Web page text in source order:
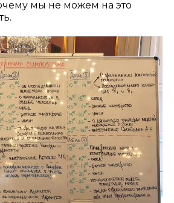
мы не можем на это